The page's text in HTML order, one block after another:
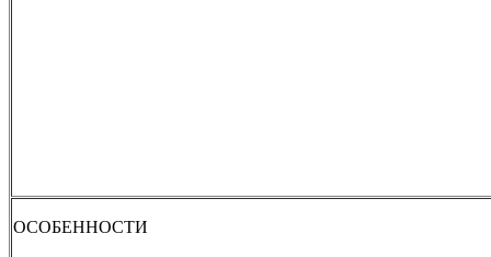
ОСОБЕННОСТИ